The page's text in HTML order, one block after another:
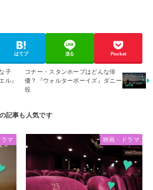
はてブ 送る Pocket
子
ル』
コナー・スタンホープはどんな俳
優？『ウォルターボーイズ』ダニー
役
マ 映画・ドラマ